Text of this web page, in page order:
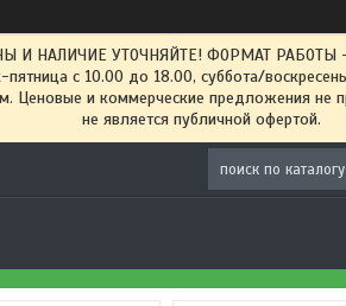
НАЛИЧИЕ УТОЧНЯЙТЕ! ФОРМАТ РАБОТЫ -
с 10.00 до 18.00, суббота/
и коммерческие предложения не
не является публичной офертой.